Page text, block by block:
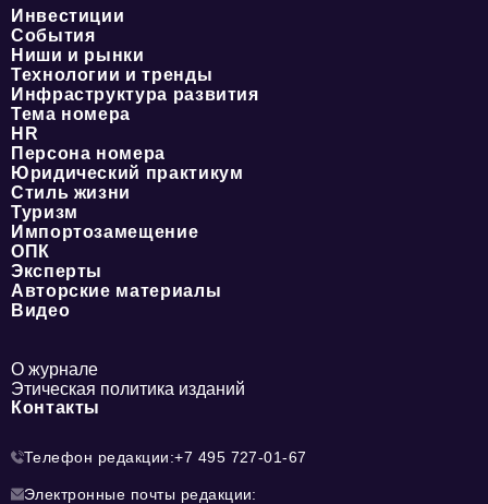
Инвестиции
События
Ниши и рынки
Технологии и тренды
Инфраструктура развития
Тема номера
HR
Персона номера
Юридический практикум
Стиль жизни
Туризм
Импортозамещение
ОПК
Эксперты
Авторские материалы
Видео
О журнале
Этическая политика изданий
Контакты
Телефон редакции:+7 495 727-01-67
Электронные почты редакции: